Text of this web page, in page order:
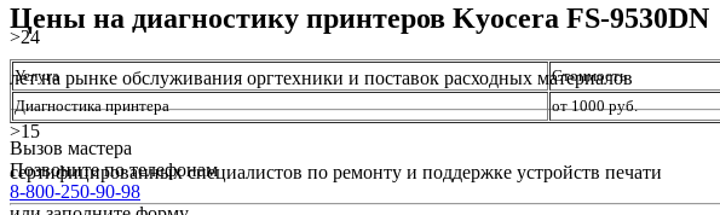
>24
лет на рынке обслуживания оргтехники и поставок расходных материалов
>15
сертифицированных специалистов по ремонту и поддержке устройств печати
Цены на диагностику принтеров Kyocera FS-9530DN
Услуга
Стоимость
Диагностика принтера
от 1000 руб.
Вызов мастера
Позвоните по телефонам
8-800-250-90-98